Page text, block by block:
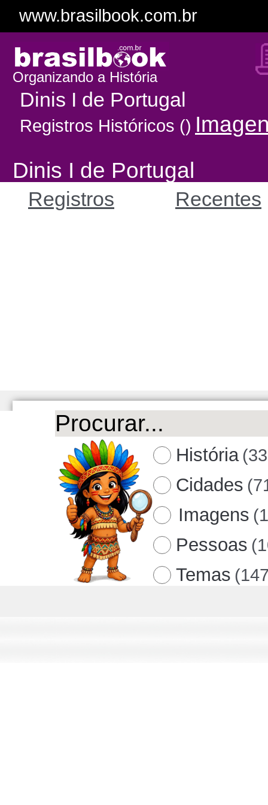
www.brasilbook.com.br
Organizando a História
Dinis I de Portugal
Registros Históricos ()
Dinis I de Portugal
Registros Recentes
História
Cidades
Imagens
Pessoas
Temas